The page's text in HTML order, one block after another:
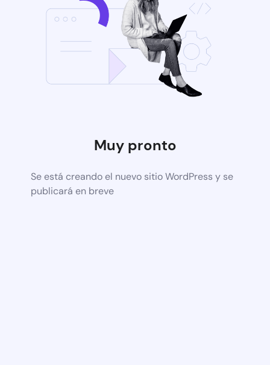
Muy pronto
Se está creando el nuevo sitio WordPress y se
publicará en breve